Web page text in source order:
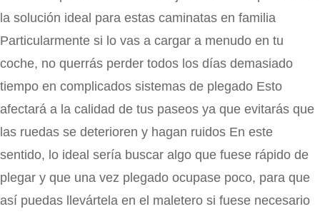
la solución ideal para estas caminatas en familia
Particularmente si lo vas a cargar a menudo en tu
coche, no querrás perder todos los días demasiado
tiempo en complicados sistemas de plegado Esto
afectará a la calidad de tus paseos ya que evitarás que
las ruedas se deterioren y hagan ruidos En este
sentido, lo ideal sería buscar algo que fuese rápido de
plegar y que una vez plegado ocupase poco, para que
así puedas llevártela en el maletero si fuese necesario